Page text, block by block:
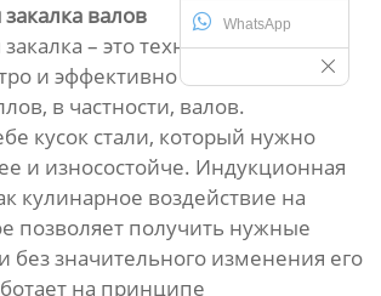
WhatsApp
валов
– это технология, которая
и эффективно изменять
в частности, валов.
кусок стали, который нужно
и износостойче. Индукционная
кулинарное воздействие на
позволяет получить нужные
без значительного изменения его
на принципе